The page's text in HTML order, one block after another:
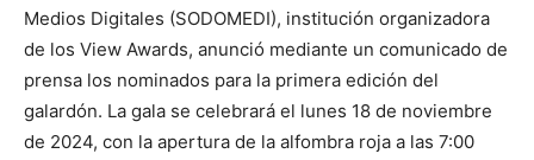
Medios Digitales (SODOMEDI), institución organizadora
de los View Awards, anunció mediante un comunicado de
prensa los nominados para la primera edición del
galardón. La gala se celebrará el lunes 18 de noviembre
de 2024, con la apertura de la alfombra roja a las 7:00